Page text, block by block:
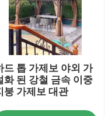
드 톱 가제보 야외 가
화 된 강철 금속 이중
붕 가제보 대관